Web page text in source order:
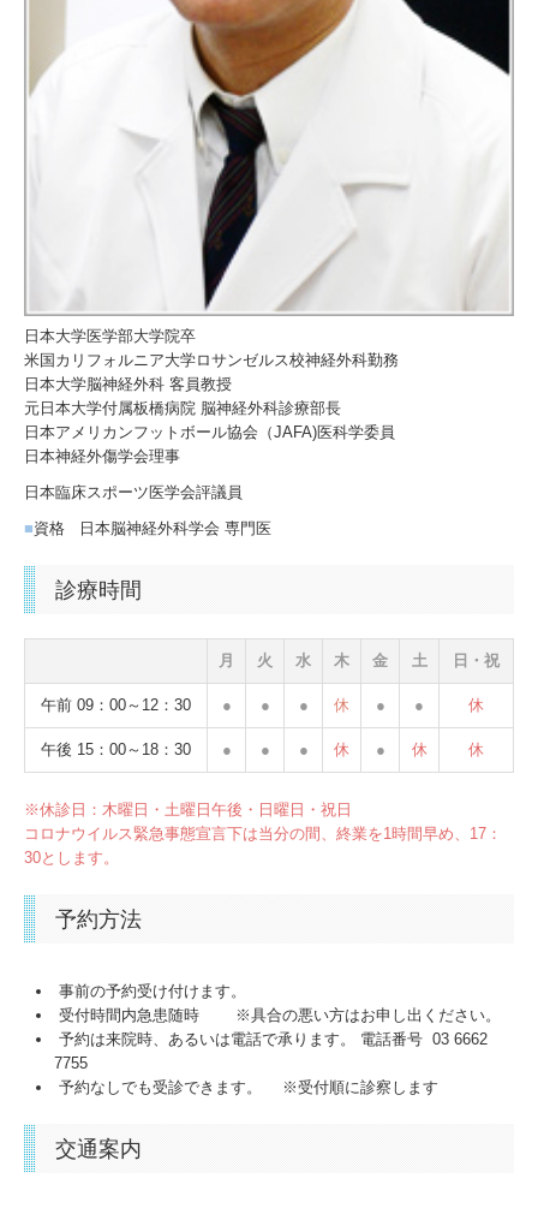
日本大学医学部大学院卒
米国カリフォルニア大学ロサンゼルス校神経外科勤務
日本大学脳神経外科 客員教授
元日本大学付属板橋病院 脳神経外科診療部長
日本アメリカンフットボール協会（JAFA)医科学委員
日本神経外傷学会理事
日本臨床スポーツ医学会評議員
■資格 日本脳神経外科学会 専門医
診療時間
月 火 水 木 金 土 日・祝
午前 09：00～12：30 ● ● ● 休 ● ● 休
午後 15：00～18：30 ● ● ● 休 ● 休 休
※休診日：木曜日・土曜日午後・日曜日・祝日
コロナウイルス緊急事態宣言下は当分の間、終業を1時間早め、17：
30とします。
予約方法
事前の予約受け付けます。
受付時間内急患随時 ※具合の悪い方はお申し出ください。
予約は来院時、あるいは電話で承ります。 電話番号 03 6662
7755
予約なしでも受診できます。 ※受付順に診察します
交通案内